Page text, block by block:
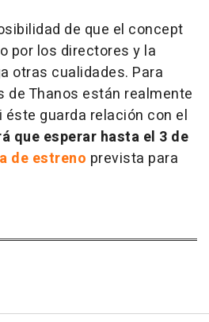
de que el concept
por los directores y la
otras cualidades. Para
Thanos están realmente
éste guarda relación con el
que esperar hasta el 3 de
de estreno prevista para